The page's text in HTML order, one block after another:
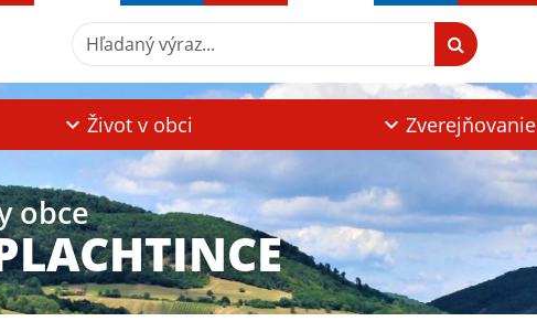
Hľadaný výraz...
Život v obci Zverejňovanie
obce